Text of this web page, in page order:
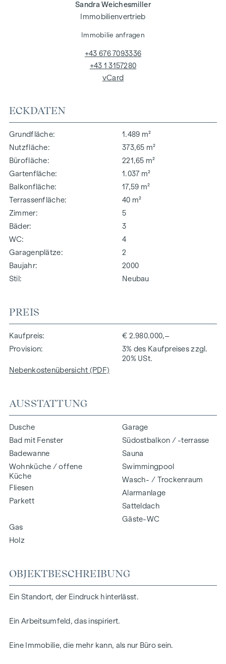
ECKDATEN
Grundfläche
1.489 m²
Nutzfläche
373,65 m²
Bürofläche
221,65 m²
Gartenfläche
1.037 m²
Balkonfläche
17,59 m²
Terrassenfläche
40 m²
Zimmer
5
Bäder
3
WC
4
Garagenplätze
2
Baujahr
2000
Stil
Neubau
PREIS
Kaufpreis
€ 2.980.000,–
Provision
3% des Kaufpreises zzgl.
20% USt.
Nebenkostenübersicht (PDF)
AUSSTATTUNG
Dusche
Bad mit Fenster
Badewanne
Wohnküche / offene
Küche
Fliesen
Parkett
Gas
Holz
Garage
Südostbalkon / -terrasse
Sauna
Swimmingpool
Wasch- / Trockenraum
Alarmanlage
Satteldach
Gäste-WC
OBJEKTBESCHREIBUNG
Ein Standort, der Eindruck hinterlässt.
Ein Arbeitsumfeld, das inspiriert.
Eine Immobilie, die mehr kann, als nur Büro sein.
Sandra Weichesmiller
Immobilienvertrieb
Immobilie anfragen
+43 676 7093336
+43 1 3157280
vCard